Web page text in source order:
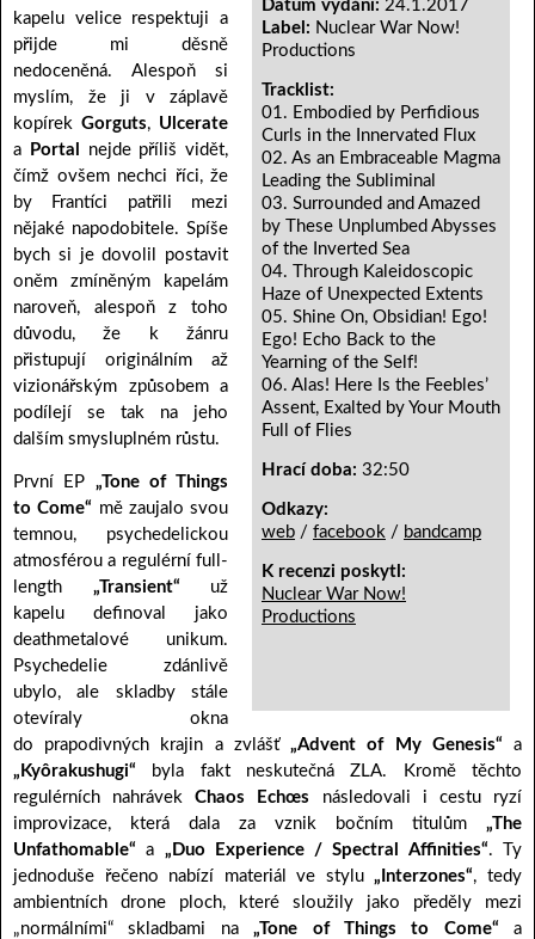
Datum vydání: 24.1.2017
Label: Nuclear War Now!
Productions
Tracklist:
01. Embodied by Perfidious
Curls in the Innervated Flux
02. As an Embraceable Magma
Leading the Subliminal
03. Surrounded and Amazed
by These Unplumbed Abysses
of the Inverted Sea
04. Through Kaleidoscopic
Haze of Unexpected Extents
05. Shine On, Obsidian! Ego!
Ego! Echo Back to the
Yearning of the Self!
06. Alas! Here Is the Feebles’
Assent, Exalted by Your Mouth
Full of Flies
Hrací doba: 32:50
Odkazy:
web / facebook / bandcamp
K recenzi poskytl:
Nuclear War Now!
Productions
kapelu velice respektuji a
přijde mi děsně
nedoceněná. Alespoň si
myslím, že ji v záplavě
kopírek Gorguts, Ulcerate
a
Portal
nejde příliš vidět,
čímž ovšem nechci říci, že
by Frantíci patřili mezi
nějaké napodobitele. Spíše
bych si je dovolil postavit
oněm zmíněným kapelám
naroveň, alespoň z toho
důvodu, že k žánru
přistupují originálním až
vizionářským způsobem a
podílejí se tak na jeho
dalším smysluplném růstu.
První EP „Tone of Things
to Come“ mě zaujalo svou
temnou, psychedelickou
atmosférou a regulérní full-
length „Transient“ už
kapelu definoval jako
deathmetalové unikum.
Psychedelie zdánlivě
ubylo, ale skladby stále
otevíraly okna
do prapodivných krajin a zvlášť„Advent of My Genesis“ a
„Kyôrakushugi“ byla fakt neskutečná ZLA. Kromě těchto
regulérních nahrávekChaos Echœs následovali i cestu ryzí
improvizace, která dala za vznik bočním titulům „The
Unfathomable“a „Duo Experience / Spectral Affinities“. Ty
jednoduše řečeno nabízí materiál ve stylu„Interzones“, tedy
ambientních drone ploch, které sloužily jako předěly mezi
„normálními“ skladbami na„Tone of Things to Come“ a